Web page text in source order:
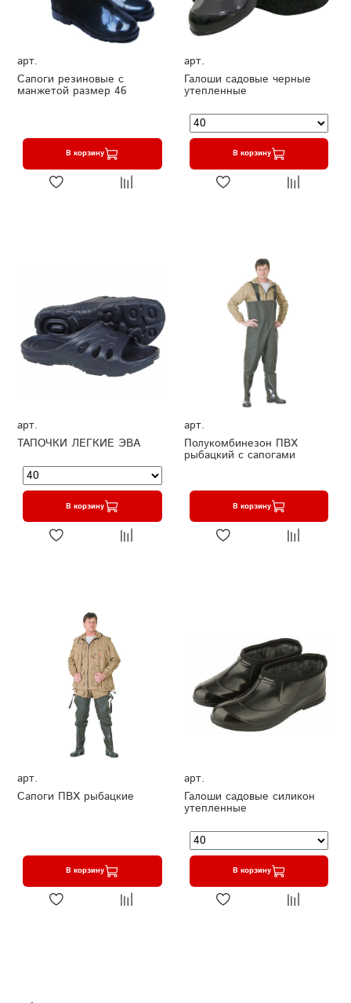
арт.
Сапоги резиновые с
манжетой размер 46
В корзину
арт.
Галоши садовые черные
утепленные
В корзину
арт.
ТАПОЧКИ ЛЕГКИЕ ЭВА
В корзину
арт.
Полукомбинезон ПВХ
рыбацкий с сапогами
В корзину
арт.
Сапоги ПВХ рыбацкие
В корзину
арт.
Галоши садовые силикон
утепленные
В корзину